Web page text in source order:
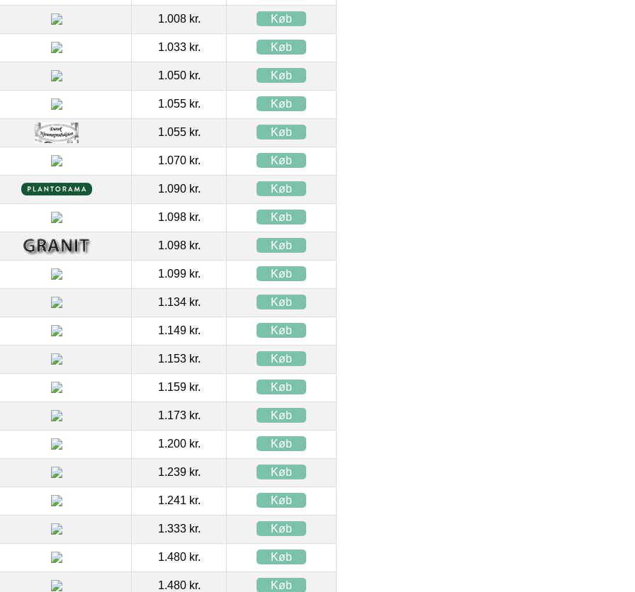
1.008 kr. Køb
1.033 kr. Køb
1.050 kr. Køb
1.055 kr. Køb
1.055 kr. Køb
1.070 kr. Køb
1.090 kr. Køb
1.098 kr. Køb
1.098 kr. Køb
1.099 kr. Køb
1.134 kr. Køb
1.149 kr. Køb
1.153 kr. Køb
1.159 kr. Køb
1.173 kr. Køb
1.200 kr. Køb
1.239 kr. Køb
1.241 kr. Køb
1.333 kr. Køb
1.480 kr. Køb
1.480 kr. Køb